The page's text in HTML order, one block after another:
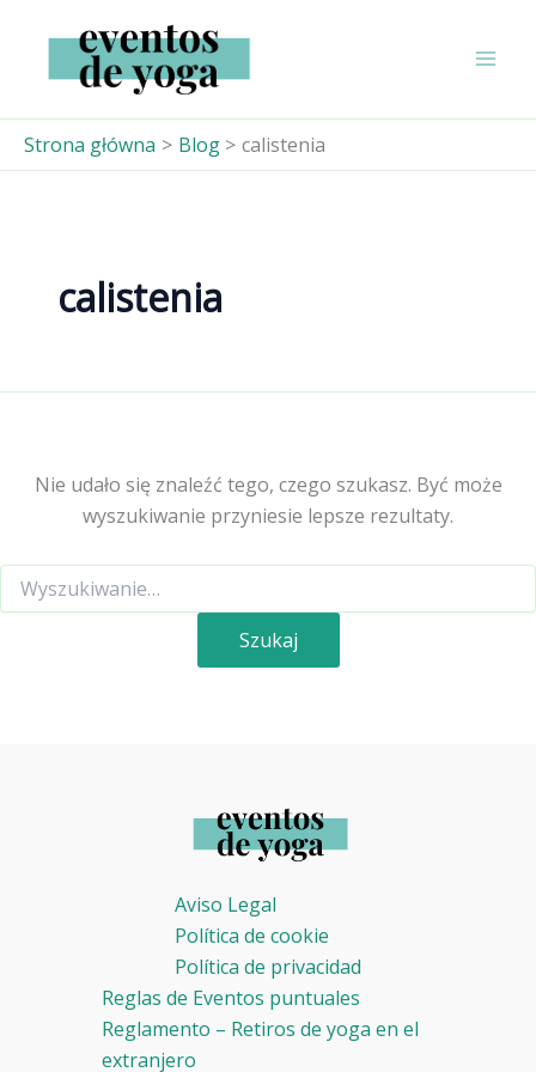
Strona główna Blog calistenia
calistenia
Nie udało się znaleźć tego, czego szukasz. Być może
wyszukiwanie przyniesie lepsze rezultaty.
Szukaj
dla:
Aviso Legal
Política de cookie
Política de privacidad
Reglas de Eventos puntuales
Reglamento – Retiros de yoga en el
extranjero